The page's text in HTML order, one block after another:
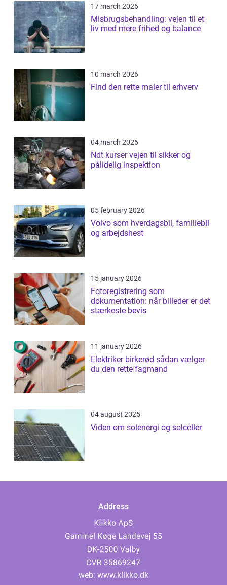
17 march 2026
Misbrugsbehandling: vejen til et
liv med mere frihed og balance
10 march 2026
Find den rette maler til erhverv
04 march 2026
Ndt kurser vejen til sikker og
pålidelig inspektion
05 february 2026
Volvo som hverdagsbil, familiebil
og arbejdshest
15 january 2026
Fotoregistrering som
dokumentation: når billeder er det
stærkeste bevis
11 january 2026
Elektriker birkerød sådan vælger
du den rette fagmand
04 august 2025
Viden om solenergi og solceller
Address
web: www.klikko.dk